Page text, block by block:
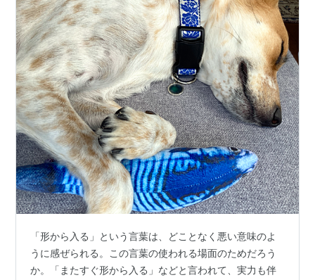
「形から入る」という言葉は、どことなく悪い意味のよ
うに感ぜられる。この言葉の使われる場面のためだろう
か。「またすぐ形から入る」などと言われて、実力も伴